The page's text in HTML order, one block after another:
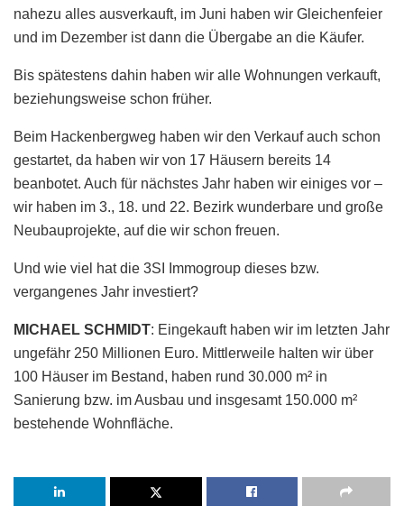
nahezu alles ausverkauft, im Juni haben wir Gleichenfeier
und im Dezember ist dann die Übergabe an die Käufer.
Bis spätestens dahin haben wir alle Wohnungen verkauft,
beziehungsweise schon früher.
Beim Hackenbergweg haben wir den Verkauf auch schon
gestartet, da haben wir von 17 Häusern bereits 14
beanbotet. Auch für nächstes Jahr haben wir einiges vor –
wir haben im 3., 18. und 22. Bezirk wunderbare und große
Neubauprojekte, auf die wir schon freuen.
Und wie viel hat die 3SI Immogroup dieses bzw.
vergangenes Jahr investiert?
MICHAEL SCHMIDT: Eingekauft haben wir im letzten Jahr
ungefähr 250 Millionen Euro. Mittlerweile halten wir über
100 Häuser im Bestand, haben rund 30.000 m² in
Sanierung bzw. im Ausbau und insgesamt 150.000 m²
bestehende Wohnfläche.